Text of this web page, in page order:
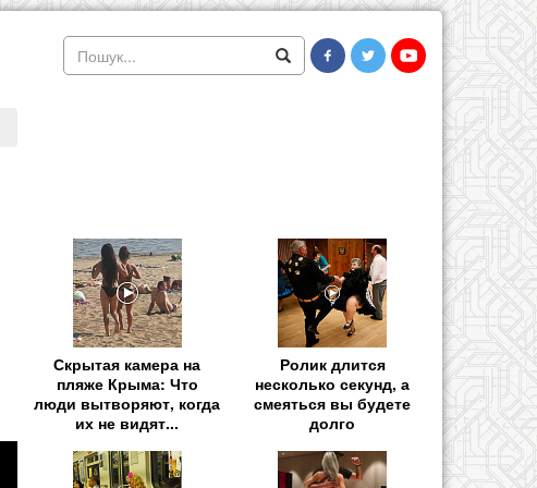
Скрытая камера на
пляже Крыма: Что
люди вытворяют, когда
их не видят...
Ролик длится
несколько секунд, а
смеяться вы будете
долго